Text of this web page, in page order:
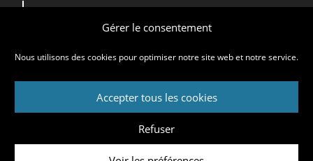
Gérer le consentement
Nous utilisons des cookies pour optimiser notre site web et notre service.
Accepter tous les cookies
Refuser
Nous contacter
Nous trouver
Qui sommes-nous ?
Mentions légales
Crédits
Politique d’utilisation des cookies
© CFE-CGC Casino 2026